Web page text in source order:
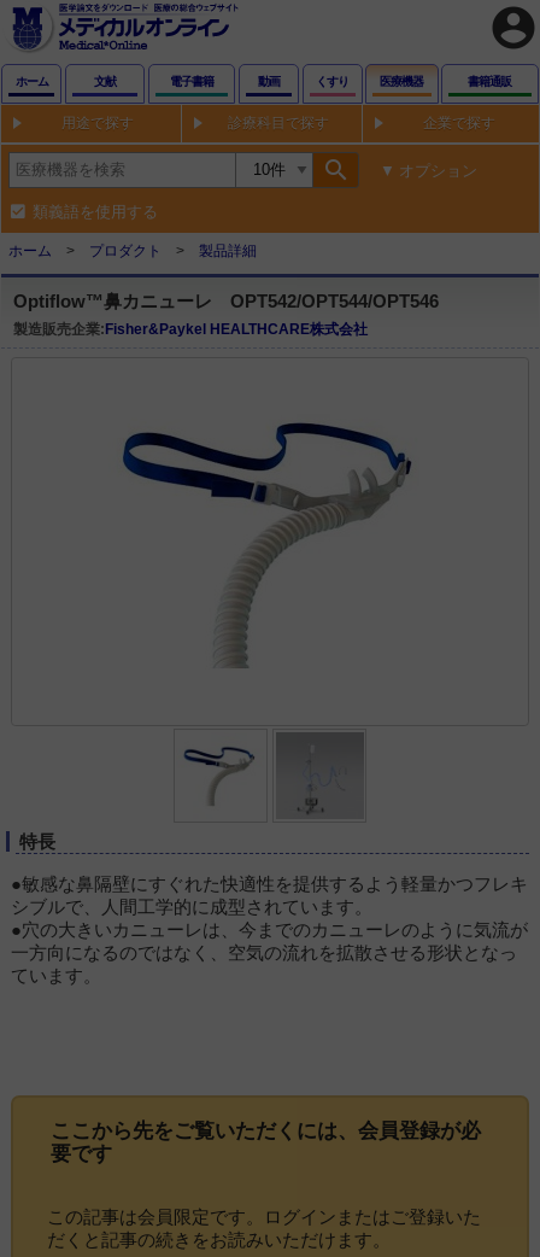
account_circle
ホーム 文献 電子書籍 動画 くすり 医療機器 書籍通販
用途で探す 診療科目で探す 企業で探す
search オプション
類義語を使用する
ホーム プロダクト 製品詳細
Optiflow™鼻カニューレ OPT542/OPT544/OPT546
製造販売企業:Fisher&Paykel HEALTHCARE株式会社
特長
●敏感な鼻隔壁にすぐれた快適性を提供するよう軽量かつフレキ
シブルで、人間工学的に成型されています。
●穴の大きいカニューレは、今までのカニューレのように気流が
一方向になるのではなく、空気の流れを拡散させる形状となっ
ています。
ここから先をご覧いただくには、 会員登録が必
要です
この記事は会員限定です。ログインまたはご登録いた
だくと記事の続きをお読みいただけます。